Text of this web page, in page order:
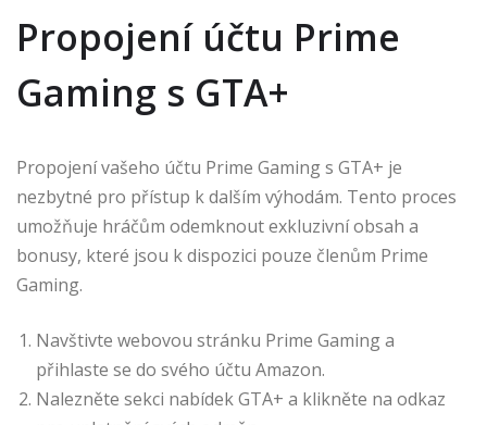
Propojení účtu Prime
Gaming s GTA+
Propojení vašeho účtu Prime Gaming s GTA+ je
nezbytné pro přístup k dalším výhodám. Tento proces
umožňuje hráčům odemknout exkluzivní obsah a
bonusy, které jsou k dispozici pouze členům Prime
Gaming.
Navštivte webovou stránku Prime Gaming a
přihlaste se do svého účtu Amazon.
Nalezněte sekci nabídek GTA+ a klikněte na odkaz